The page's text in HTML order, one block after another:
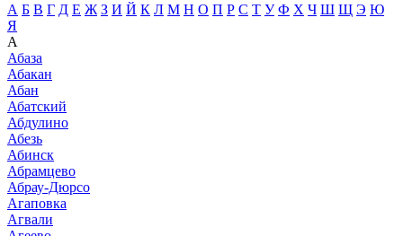
А Б В Г Д Е Ж З И Й К Л М Н О П Р С Т У Ф Х Ч Ш Щ Э Ю
Я
А
Абаза
Абакан
Абан
Абатский
Абдулино
Абезь
Абинск
Абрамцево
Абрау-Дюрсо
Агаповка
Агвали